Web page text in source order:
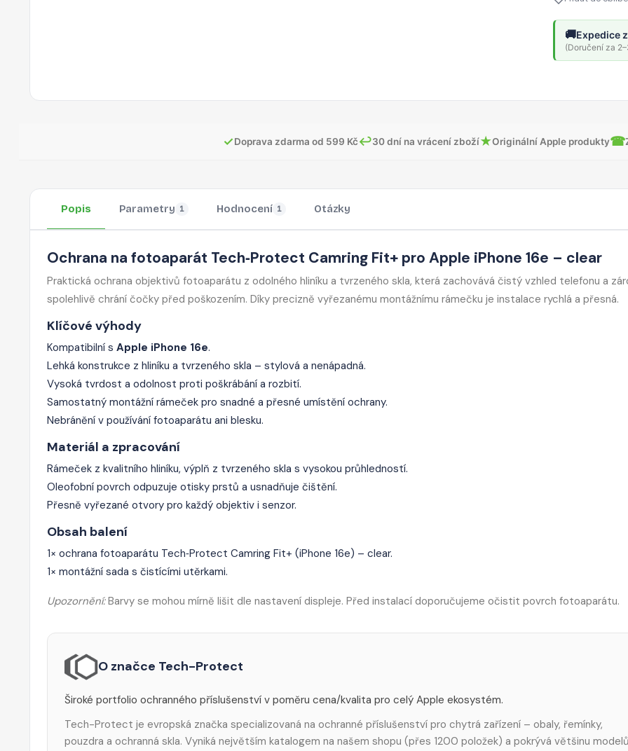
🚚Expedice
(Doručení za
✓Doprava zdarma od 599 Kč↩30 dní na vrácení zboží★Originální Apple produkty☎
Popis Parametry 1 Hodnocení 1 Otázky
Ochrana na fotoaparát Tech‑Protect Camring Fit+ pro Apple iPhone 16e – clear
Praktická ochrana objektivů fotoaparátu z odolného hliníku a tvrzeného skla, která zachovává čistý vzhled telefonu a
spolehlivě chrání čočky před poškozením. Díky precizně vyřezanému montážnímu rámečku je instalace rychlá a přesná.
Klíčové výhody
Kompatibilní s Apple iPhone 16e.
Lehká konstrukce z hliníku a tvrzeného skla – stylová a nenápadná.
Vysoká tvrdost a odolnost proti poškrábání a rozbití.
Samostatný montážní rámeček pro snadné a přesné umístění ochrany.
Nebránění v používání fotoaparátu ani blesku.
Materiál a zpracování
Rámeček z kvalitního hliníku, výplň z tvrzeného skla s vysokou průhledností.
Oleofobní povrch odpuzuje otisky prstů a usnadňuje čištění.
Přesně vyřezané otvory pro každý objektiv i senzor.
Obsah balení
1× ochrana fotoaparátu Tech‑Protect Camring Fit+ (iPhone 16e) – clear.
1× montážní sada s čistícími utěrkami.
Upozornění:Barvy se mohou mírně lišit dle nastavení displeje. Před instalací doporučujeme očistit povrch fotoaparátu.
O značce Tech-Protect
Široké portfolio ochranného příslušenství v poměru cena/kvalita pro celý Apple ekosystém.
Tech-Protect je evropská značka specializovaná na ochranné příslušenství pro chytrá zařízení – obaly, řemínky,
pouzdra a ochranná skla. Vyniká největším katalogem na našem shopu (přes 1200 položek) a pokrývá většinu